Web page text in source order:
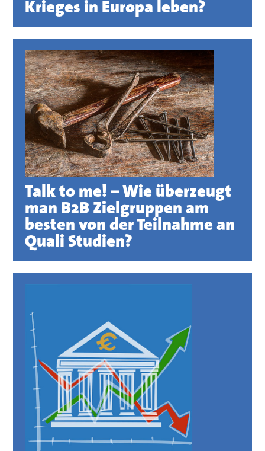
Krieges in Europa leben?
Talk to me! – Wie überzeugt
man B2B Zielgruppen am
besten von der Teilnahme an
Quali Studien?